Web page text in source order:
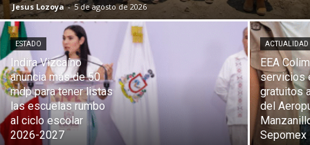
Jesus Lozoya - 5 de agosto de 2026
ESTADO
Indira Vizcaíno
anuncia más de 50
mdp para tener listas
las escuelas rumbo
al ciclo escolar
2026-2027
ACTUALIDAD
EEA
servicios
gratuitos
del
Sepomex